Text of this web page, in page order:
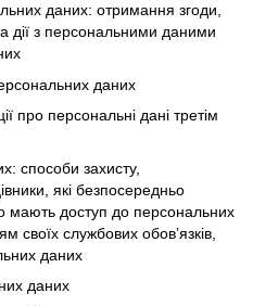
даних: отримання згоди,
дії з персональними даними
даних
про персональні дані третім
способи захисту,
які безпосередньо
мають доступ до персональних
своїх службових обов’язків,
даних
даних